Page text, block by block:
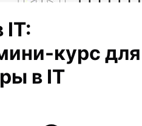
IT:
курс для
в IT